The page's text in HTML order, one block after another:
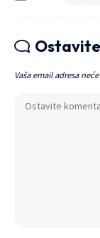
Vaša email adresa